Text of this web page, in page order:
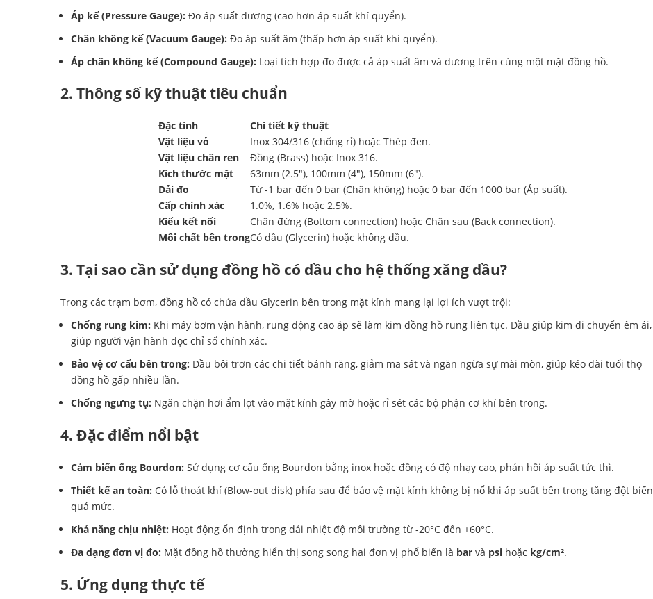
Áp kế (Pressure Gauge): Đo áp suất dương (cao hơn áp suất khí quyển).
Chân không kế (Vacuum Gauge): Đo áp suất âm (thấp hơn áp suất khí quyển).
Áp chân không kế (Compound Gauge): Loại tích hợp đo được cả áp suất âm và dương trên cùng một mặt đồng hồ.
2. Thông số kỹ thuật tiêu chuẩn
Đặc tính
Chi tiết kỹ thuật
Vật liệu vỏ
Inox 304/316 (chống rỉ) hoặc Thép đen.
Vật liệu chân ren
Đồng (Brass) hoặc Inox 316.
Kích thước mặt
63mm (2.5″), 100mm (4″), 150mm (6″).
Dải đo
Từ -1 bar đến 0 bar (Chân không) hoặc 0 bar đến 1000 bar (Áp suất).
Cấp chính xác
1.0%, 1.6% hoặc 2.5%.
Kiểu kết nối
Chân đứng (Bottom connection) hoặc Chân sau (Back connection).
Môi chất bên trongCó dầu (Glycerin) hoặc không dầu.
3. Tại sao cần sử dụng đồng hồ có dầu cho hệ thống xăng dầu?
Trong các trạm bơm, đồng hồ có chứa dầu Glycerin bên trong mặt kính mang lại lợi ích vượt trội:
Chống rung kim: Khi máy bơm vận hành, rung động cao áp sẽ làm kim đồng hồ rung liên tục. Dầu giúp kim di chuyển êm ái,
giúp người vận hành đọc chỉ số chính xác.
Bảo vệ cơ cấu bên trong: Dầu bôi trơn các chi tiết bánh răng, giảm ma sát và ngăn ngừa sự mài mòn, giúp kéo dài tuổi thọ
đồng hồ gấp nhiều lần.
Chống ngưng tụ: Ngăn chặn hơi ẩm lọt vào mặt kính gây mờ hoặc rỉ sét các bộ phận cơ khí bên trong.
4. Đặc điểm nổi bật
Cảm biến ống Bourdon: Sử dụng cơ cấu ống Bourdon bằng inox hoặc đồng có độ nhạy cao, phản hồi áp suất tức thì.
Thiết kế an toàn: Có lỗ thoát khí (Blow-out disk) phía sau để bảo vệ mặt kính không bị nổ khi áp suất bên trong tăng đột biến
quá mức.
Khả năng chịu nhiệt: Hoạt động ổn định trong dải nhiệt độ môi trường từ -20°C đến +60°C.
Đa dạng đơn vị đo: Mặt đồng hồ thường hiển thị song song hai đơn vị phổ biến là bar và psi hoặc kg/cm².
5. Ứng dụng thực tế